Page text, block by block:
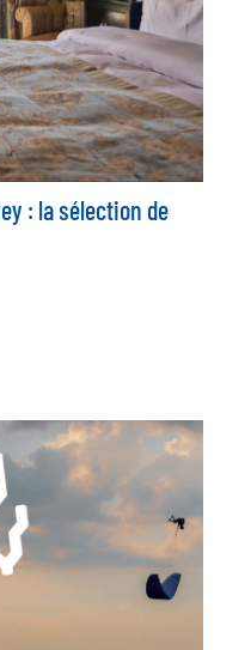
: la sélection de